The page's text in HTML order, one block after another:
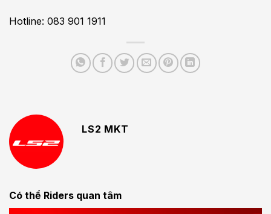
Hotline: 083 901 1911
LS2 MKT
Có thể Riders quan tâm